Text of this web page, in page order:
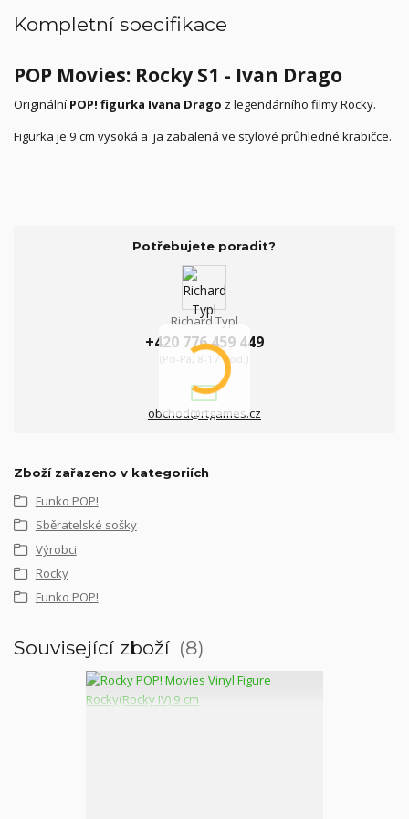
Kompletní specifikace
POP Movies: Rocky S1 - Ivan Drago
Originální POP! figurka Ivana Drago z legendárního filmy Rocky.
Figurka je 9 cm vysoká a ja zabalená ve stylové průhledné krabičce.
Potřebujete poradit?
Richard Typl
+420 776 459 449
(Po-Pá, 8-17 hod.)
obchod@rtgames.cz
Zboží zařazeno v kategoriích
Funko POP!
Sběratelské sošky
Výrobci
Rocky
Funko POP!
Související zboží 8